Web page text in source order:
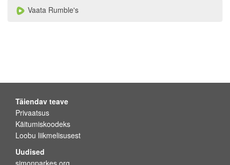
Vaata Rumble's
Täiendav teave
Privaatsus
Käitumiskoodeks
Loobu liikmelisusest
Uudised